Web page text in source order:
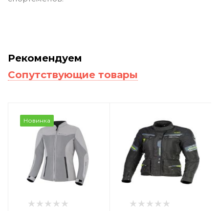
Рекомендуем
Сопутствующие товары
Новинка